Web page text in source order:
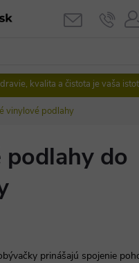
kvalita a čistota je vaša
vinylové podlahy
do
prinášajú spojenie